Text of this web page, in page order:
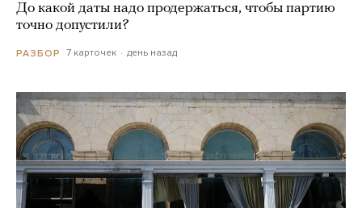
До какой даты надо продержаться, чтобы партию
точно допустили?
РАЗБОР 7 карточек день назад